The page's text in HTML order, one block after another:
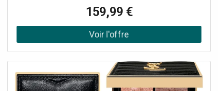
pour 100% de qualité.
159,99 €